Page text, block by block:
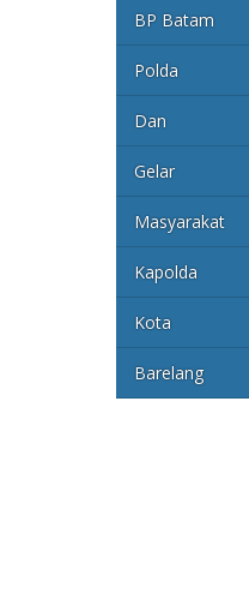
BP Batam
Polda
Dan
Gelar
Masyarakat
Kapolda
Kota
Barelang